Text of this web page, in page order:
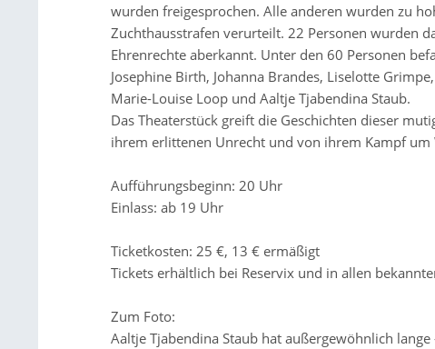
wurden freigesprochen. Alle anderen wurden zu
Zuchthausstrafen verurteilt. 22 Personen wurden
Ehrenrechte aberkannt. Unter den 60 Personen
Josephine Birth, Johanna Brandes, Liselotte
Marie-Louise Loop und Aaltje Tjabendina Staub.
Das Theaterstück greift die Geschichten dieser
ihrem erlittenen Unrecht und von ihrem Kampf um
Aufführungsbeginn: 20 Uhr
Einlass: ab 19 Uhr
Ticketkosten: 25 €, 13 € ermäßigt
Tickets erhältlich bei Reservix und in allen
Zum Foto:
Aaltje Tjabendina Staub hat außergewöhnlich